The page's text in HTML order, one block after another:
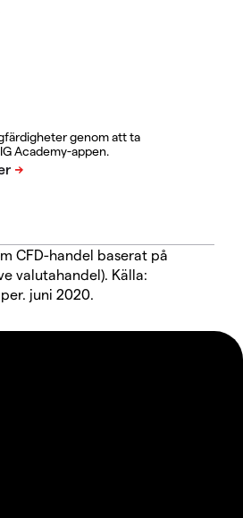
genom att ta
Academy-appen.
CFD-handel baserat på
valutahandel). Källa:
juni 2020.